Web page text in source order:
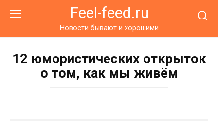
Feel-feed.ru
Новости бывают и хорошими
12 юмористических открыток
о том, как мы живём